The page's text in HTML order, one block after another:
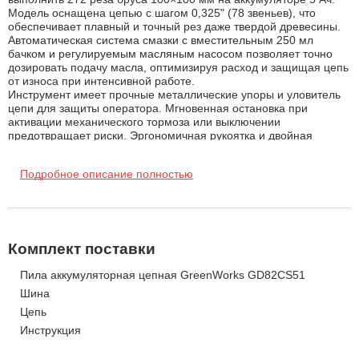
Модель оснащена цепью с шагом 0,325" (78 звеньев), что
обеспечивает плавный и точный рез даже твердой древесины.
Автоматическая система смазки с вместительным 250 мл
бачком и регулируемым масляным насосом позволяет точно
дозировать подачу масла, оптимизируя расход и защищая цепь
от износа при интенсивной работе.
Инструмент имеет прочные металлические упоры и уловитель
цепи для защиты оператора. Мгновенная остановка при
активации механического тормоза или выключении
предотвращает риски. Эргономичная рукоятка и двойная
Пила запускается одним нажатием кнопки – никаких рывков
ценит удобство, чистоту и заботу об окружающей среде.
Особенности и преимущества GreenWorks GD82CS51:
Инструмент обладает компактным размером и небольшим
для своего класса весом — 6,18 кг без АКБ.
Крутящий момент 4 Н/м, Скорость вращения цепи 25 м/с;
Подробное описание полностью
Комплект поставки
Пила аккумуляторная цепная GreenWorks GD82CS51
Шина
Цепь
Инструкция